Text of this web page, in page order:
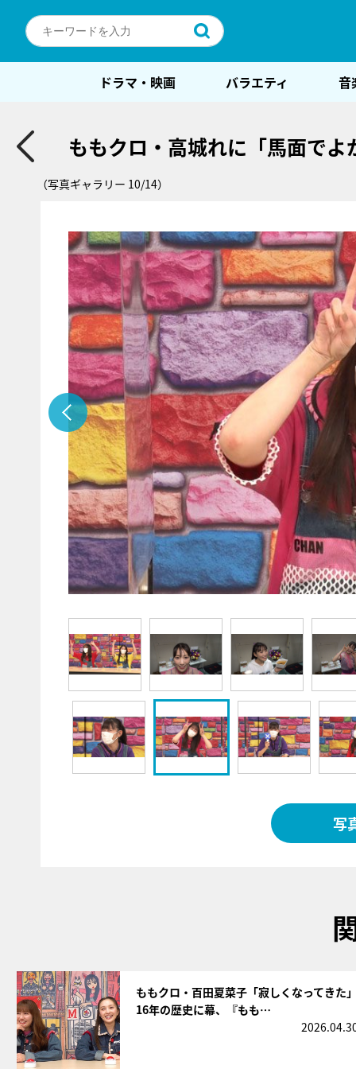
ドラマ・映画 バラエティ 音
ももクロ・高城れに「馬面で
（写真ギャラリー 10/14）
写
ももクロ・百田夏菜子「寂しくなってきた
16年の歴史に幕、『もも…